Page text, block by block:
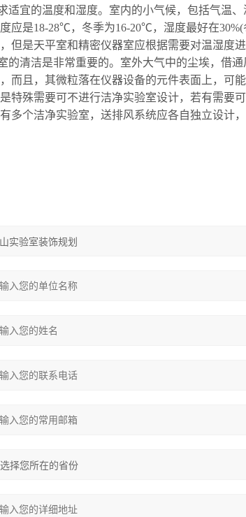
适宜的温度和湿度。室内的小气候，包括气温
应是18-28℃，冬季为16-20℃，湿度最好在
但是天平室和精密仪器室应根据需要对温湿度进
的清洁是非常重要的。室外大气中的尘埃，借
而且，其微粒落在仪器设备的元件表面上，可
特殊需要可不进行洁净实验室设计，若有需要
多个洁净实验室，送排风系统应各自独立设计，